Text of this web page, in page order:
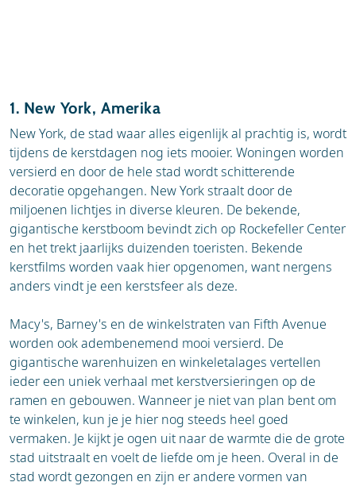
1. New York, Amerika
New York, de stad waar alles eigenlijk al prachtig is, wordt
tijdens de kerstdagen nog iets mooier. Woningen worden
versierd en door de hele stad wordt schitterende
decoratie opgehangen. New York straalt door de
miljoenen lichtjes in diverse kleuren. De bekende,
gigantische kerstboom bevindt zich op Rockefeller Center
en het trekt jaarlijks duizenden toeristen. Bekende
kerstfilms worden vaak hier opgenomen, want nergens
anders vindt je een kerstsfeer als deze.
Macy's, Barney's en de winkelstraten van Fifth Avenue
worden ook adembenemend mooi versierd. De
gigantische warenhuizen en winkeletalages vertellen
ieder een uniek verhaal met kerstversieringen op de
ramen en gebouwen. Wanneer je niet van plan bent om
te winkelen, kun je je hier nog steeds heel goed
vermaken. Je kijkt je ogen uit naar de warmte die de grote
stad uitstraalt en voelt de liefde om je heen. Overal in de
stad wordt gezongen en zijn er andere vormen van